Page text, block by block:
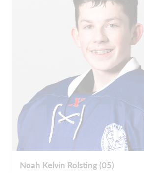
Noah Kelvin Rolsting (05)